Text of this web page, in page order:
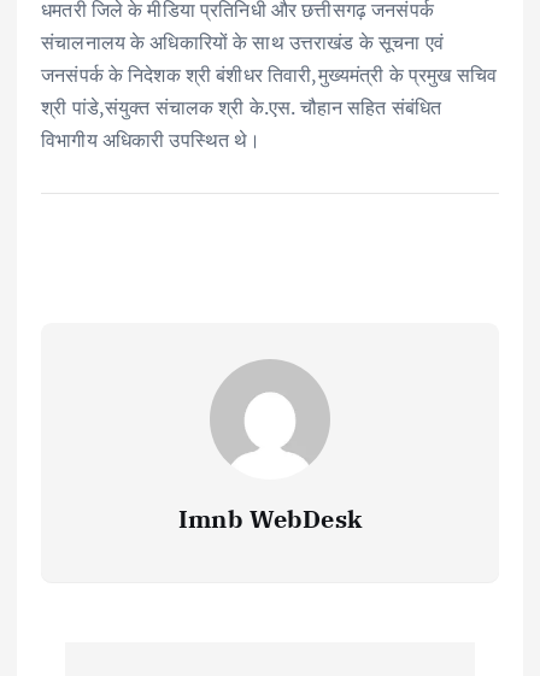
धमतरी जिले के मीडिया प्रतिनिधी और छत्तीसगढ़ जनसंपर्क
संचालनालय के अधिकारियों के साथ उत्तराखंड के सूचना एवं
जनसंपर्क के निदेशक श्री बंशीधर तिवारी,मुख्यमंत्री के प्रमुख सचिव
श्री पांडे,संयुक्त संचालक श्री के.एस. चौहान सहित संबंधित
विभागीय अधिकारी उपस्थित थे।
Imnb WebDesk